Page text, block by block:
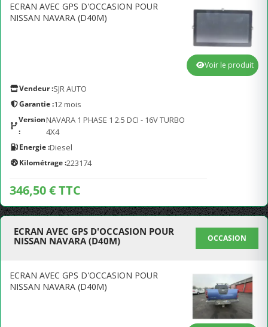
ECRAN AVEC GPS D'OCCASION POUR
NISSAN NAVARA (D40M)
Vendeur :SJR AUTO
Garantie :12 mois
Version
:
NAVARA 1 PHASE 1 2.5 DCI - 16V TURBO
4X4
Energie :Diesel
Kilométrage :223174
346,50 € TTC
Voir le produit
ECRAN AVEC GPS D'OCCASION POUR
NISSAN NAVARA (D40M)
OCCASION
ECRAN AVEC GPS D'OCCASION POUR
NISSAN NAVARA (D40M)